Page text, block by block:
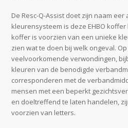
De Resc-Q-Assist doet zijn naam
kleurensysteem is deze EHBO
koffer is voorzien van een unieke
zien wat te doen bij welk ongeval.
veelvoorkomende verwondingen,
kleuren van de benodigde
corresponderen met de
mensen met een beperkt
en doeltreffend te laten handelen,
voorzien van letters.